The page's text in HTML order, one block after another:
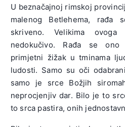
U beznačajnoj rimskoj
malenog Betlehema, rađa
skriveno. Velikima
nedokučivo. Rađa se
primjetni žižak u tminama
ludosti. Samo su oči
samo je srce Božjih
neprocjenjiv dar. Bilo je to
to srca pastira, onih